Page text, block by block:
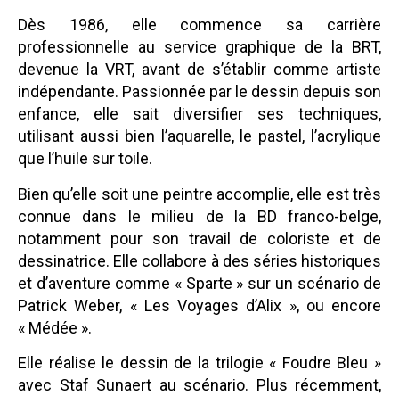
Dès 1986, elle commence sa carrière
professionnelle au service graphique de la BRT,
devenue la VRT, avant de s’établir comme artiste
indépendante. Passionnée par le dessin depuis son
enfance, elle sait diversifier ses techniques,
utilisant aussi bien l’aquarelle, le pastel, l’acrylique
que l’huile sur toile.
Bien qu’elle soit une peintre accomplie, elle est très
connue dans le milieu de la BD franco-belge,
notamment pour son travail de coloriste et de
dessinatrice. Elle collabore à des séries historiques
et d’aventure comme « Sparte » sur un scénario de
Patrick Weber, « Les Voyages d’Alix », ou encore
« Médée ».
Elle réalise le dessin de la trilogie « Foudre Bleu »
avec Staf Sunaert au scénario. Plus récemment,